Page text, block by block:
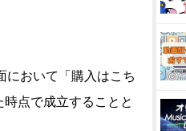
において「購入はこち
点で成立することと